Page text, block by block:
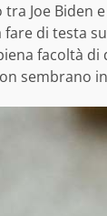
Joe Biden e
fare di testa
facoltà
sembrano